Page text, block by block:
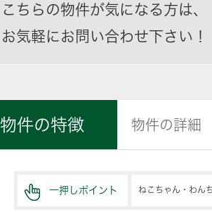
こちらの物件が気になる方は、
お気軽にお問い合わせ下さい！
物件の特徴 物件の詳細
一押しポイント ねこちゃん・わん